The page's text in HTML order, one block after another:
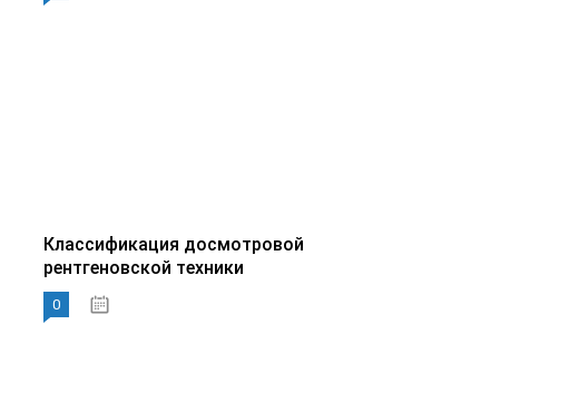
Классификация досмотровой
рентгеновской техники
0